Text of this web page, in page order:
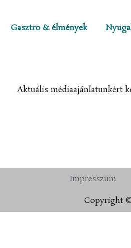
Gasztro & élmények
Aktuális médiaajánlatunkért
Impresszum
Copyright ©